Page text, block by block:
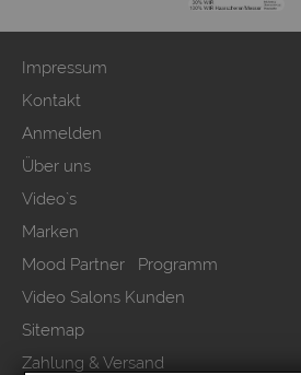
Impressum
Kontakt
Anmelden
Über uns
Video`s
Marken
Mood Partner Programm
Video Salons Kunden
Sitemap
Zahlung & Versand